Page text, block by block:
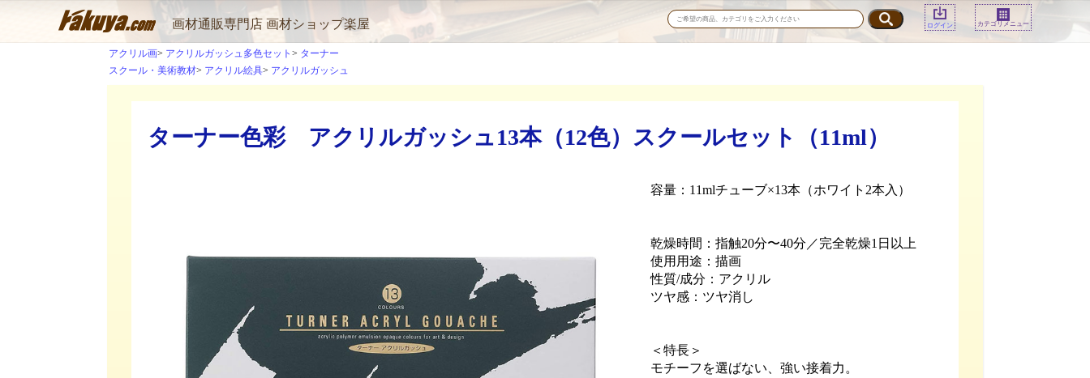
画材通販専門店 画材ショップ楽屋 ログイン カテゴリメニュー
アクリル画 アクリルガッシュ多色セット
ターナー
スクール・美術教材
アクリル絵具 アクリルガッシュ
ターナー色彩 アクリルガッシュ13本（12色）スクールセット（11ml）
容量：11mlチューブ×13本（ホワイト2本入）
乾燥時間：指触20分〜40分／完全乾燥1日以上
使用用途：描画
性質/成分：アクリル
ツヤ感：ツヤ消し
＜特長＞
モチーフを選ばない、強い接着力。